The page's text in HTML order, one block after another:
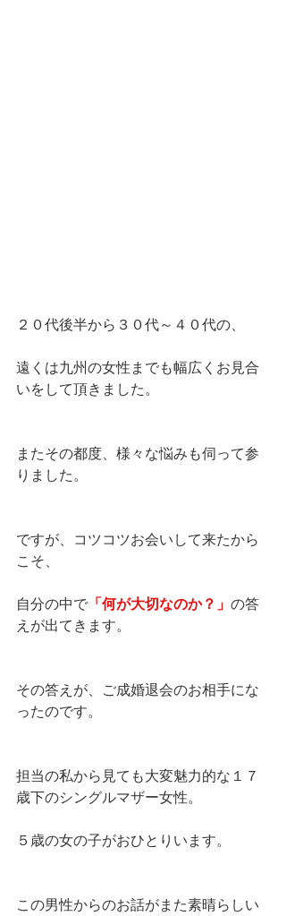
２０代後半から３０代～４０代の、
遠くは九州の女性までも幅広くお見合
いをして頂きました。
またその都度、様々な悩みも伺って参
りました。
ですが、コツコツお会いして来たから
こそ、
自分の中で 「何が大切なのか？」 の答
えが出てきます。
その答えが、ご成婚退会のお相手にな
ったのです。
担当の私から見ても大変魅力的な１７
歳下のシングルマザー女性。
５歳の女の子がおひとりいます。
この男性からのお話がまた素晴らしい